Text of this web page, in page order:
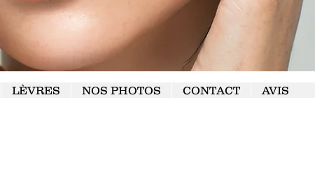
LÈVRES NOS PHOTOS CONTACT AVIS